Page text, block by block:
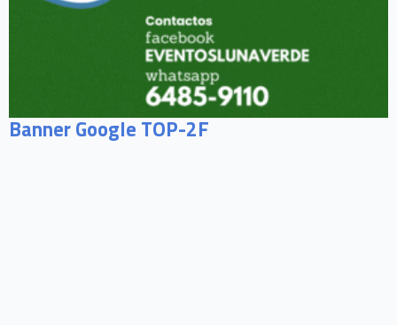
Banner Google TOP-2F